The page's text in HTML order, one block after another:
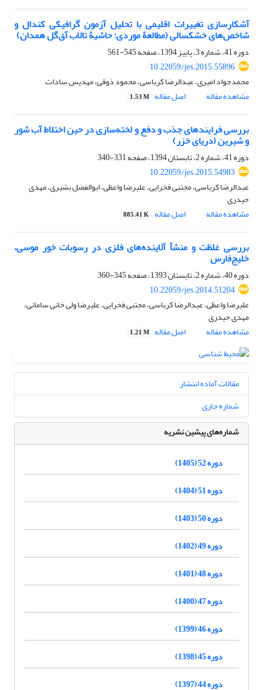
آشکارسازی تغییرات اقلیمی با تحلیل آزمون گرافیکی کندال و
شاخص‌های خشکسالی (مطالعۀ موردی: حاشیۀ تالاب آق‌گل همدان)
دوره 41، شماره 3، پاییز 1394، صفحه
545-561
10.22059/jes.2015.55896
محمدجواد امیری، عبدالرضا کرباسی، محمود ذوقی، مهدیس سادات
مشاهده مقاله
اصل مقاله 1.53 M
بررسی فرایندهای جذب و دفع و لخته‌سازی در حین اختلاط آب شور
و شیرین (دریای خزر)
دوره 41، شماره 2، تابستان 1394، صفحه
331-340
10.22059/jes.2015.54983
عبدالرضا کرباسی، مجتبی فخرایی، علیرضا واعظی، ابوالفضل بشیری، مهدی
حیدری
مشاهده مقاله
اصل مقاله 885.41 K
بررسی غلظت و منشأ آلاینده‌های فلزی در رسوبات خور موسی،
خلیج‌فارس
دوره 40، شماره 2، تابستان 1393، صفحه
345-360
10.22059/jes.2014.51204
علیرضا واعظی، عبدالرضا کرباسی، مجتبی فخرایی، علیرضا ولی خانی سامانی،
مهدی حیدری
مشاهده مقاله
اصل مقاله 1.21 M
مقالات آماده انتشار
شماره جاری
شماره‌های پیشین نشریه
دوره 52 (1405)
دوره 51 (1404)
دوره 50 (1403)
دوره 49 (1402)
دوره 48 (1401)
دوره 47 (1400)
دوره 46 (1399)
دوره 45 (1398)
دوره 44 (1397)